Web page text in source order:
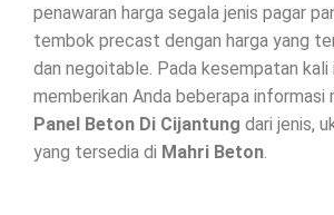
penawaran harga segala jenis pagar
tembok precast dengan harga yang
dan negoitable. Pada kesempatan kali
memberikan Anda beberapa informasi
Panel Beton Di Cijantung dari jenis,
yang tersedia di Mahri Beton